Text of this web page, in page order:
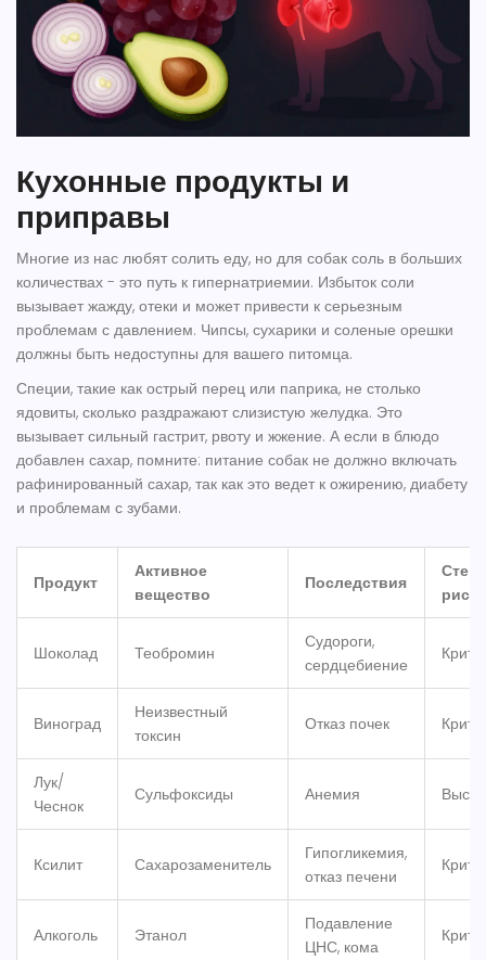
Кухонные продукты и
приправы
Многие из нас любят солить еду, но для собак соль в больших
количествах - это путь к гипернатриемии. Избыток соли
вызывает жажду, отеки и может привести к серьезным
проблемам с давлением. Чипсы, сухарики и соленые орешки
должны быть недоступны для вашего питомца.
Специи, такие как острый перец или паприка, не столько
ядовиты, сколько раздражают слизистую желудка. Это
вызывает сильный гастрит, рвоту и жжение. А если в блюдо
добавлен сахар, помните: питание собак не должно включать
рафинированный сахар, так как это ведет к ожирению, диабету
и проблемам с зубами.
Продукт
Активное
вещество
Последствия
риска
Шоколад Теобромин
Судороги,
сердцебиение
Виноград
Неизвестный
токсин
Отказ почек
Лук/
Чеснок
Сульфоксиды Анемия
Ксилит Сахарозаменитель
Гипогликемия,
отказ печени
Алкоголь Этанол
Подавление
ЦНС, кома